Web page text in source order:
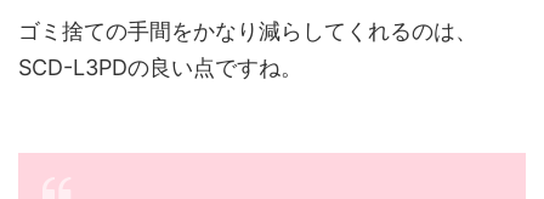
ゴミ捨ての手間をかなり減らしてくれるのは、
SCD-L3PDの良い点ですね。